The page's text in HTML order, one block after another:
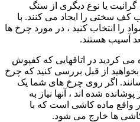
یا نوع دیگری از سنگ
کف سختی را ایجاد می کنند. با
را انتخاب کنید ، در مورد چرخ ها
آسیب هستند.
می کردید در اتاقهایی که کفپوش
از قبل بررسی کنید که چرخ
اگر روی چرخ های شما یک
شده اند ، آنها نیاز به
واقع ماده کاشی است که با
ها خارج می شود.